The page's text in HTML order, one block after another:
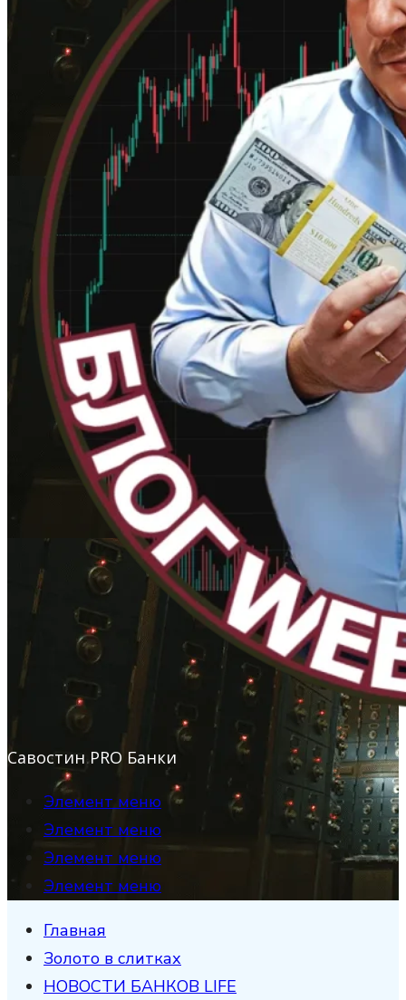
Савостин PRO Банки
Элемент меню
Элемент меню
Элемент меню
Элемент меню
Главная
Золото в слитках
НОВОСТИ БАНКОВ LIFE